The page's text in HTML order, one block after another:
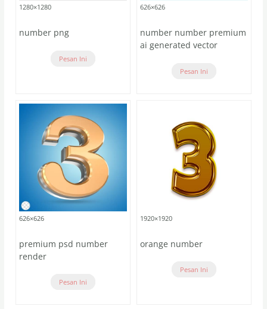
1280×1280
number png
Pesan Ini
626×626
number number premium
ai generated vector
Pesan Ini
626×626
premium psd number
render
Pesan Ini
1920×1920
orange number
Pesan Ini